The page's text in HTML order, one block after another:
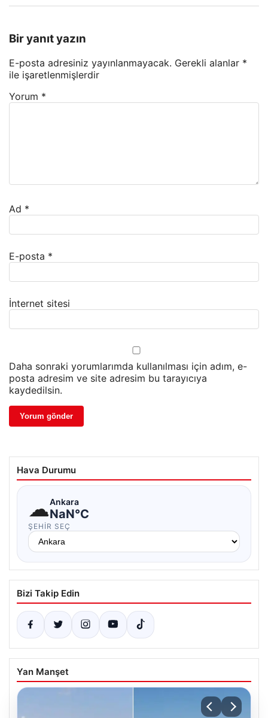
Bir yanıt yazın
E-posta adresiniz yayınlanmayacak. Gerekli alanlar *
ile işaretlenmişlerdir
Yorum *
Ad *
E-posta *
İnternet sitesi
Daha sonraki yorumlarımda kullanılması için adım, e-
posta adresim ve site adresim bu tarayıcıya
kaydedilsin.
Hava Durumu
☁Ankara
NaN°C
ŞEHIR SEÇ
Bizi Takip Edin
Yan Manşet